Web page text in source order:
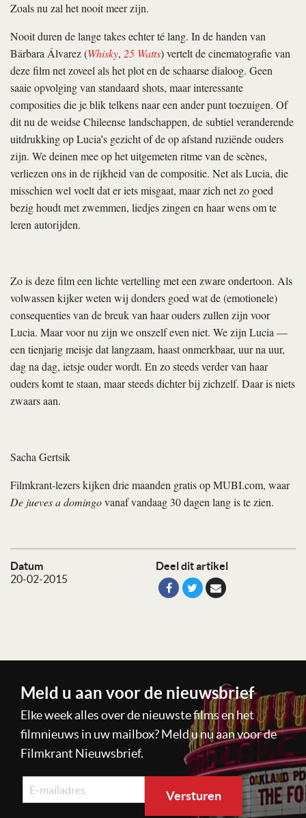
Datum
20-02-2015
Deel dit artikel
Zoals nu zal het nooit meer zijn.
Nooit duren de lange takes echter té lang. In de handen van
Bárbara Álvarez (Whisky, 25 Watts) vertelt de cinematografie van
deze film net zoveel als het plot en de schaarse dialoog. Geen
saaie opvolging van standaard shots, maar interessante
composities die je blik telkens naar een ander punt toezuigen. Of
dit nu de weidse Chileense landschappen, de subtiel veranderende
uitdrukking op Lucia’s gezicht of de op afstand ruziënde ouders
zijn. We deinen mee op het uitgemeten ritme van de scènes,
verliezen ons in de rijkheid van de compositie. Net als Lucia, die
misschien wel voelt dat er iets misgaat, maar zich net zo goed
bezig houdt met zwemmen, liedjes zingen en haar wens om te
leren autorijden.
Zo is deze film een lichte vertelling met een zware ondertoon. Als
volwassen kijker weten wij donders goed wat de (emotionele)
consequenties van de breuk van haar ouders zullen zijn voor
Lucia. Maar voor nu zijn we onszelf even niet. We zijn Lucia —
een tienjarig meisje dat langzaam, haast onmerkbaar, uur na uur,
dag na dag, ietsje ouder wordt. En zo steeds verder van haar
ouders komt te staan, maar steeds dichter bij zichzelf. Daar is niets
zwaars aan.
Sacha Gertsik
Filmkrant-lezers kijken drie maanden gratis op MUBI.com, waar
De jueves a domingovanaf vandaag 30 dagen lang is te zien.
Meld u aan voor de nieuwsbrief
Elke week alles over de nieuwste films en het
filmnieuws in uw mailbox? Meld u nu aan voor de
Filmkrant Nieuwsbrief.